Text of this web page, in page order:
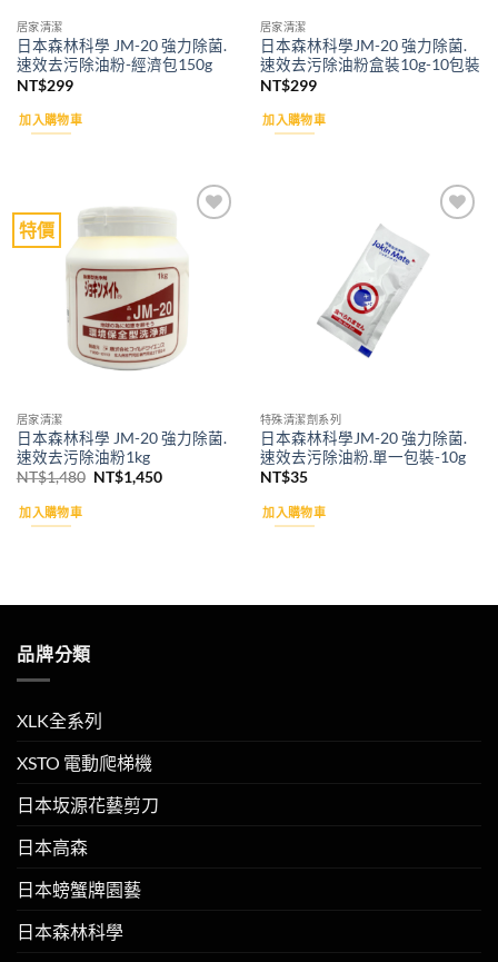
居家清潔
日本森林科學 JM-20 強力除菌.
速效去污除油粉-經濟包150g
NT$299
加入購物車
居家清潔
日本森林科學JM-20 強力除菌.
速效去污除油粉盒裝10g-10包裝
NT$299
加入購物車
特價
居家清潔
日本森林科學 JM-20 強力除菌.
速效去污除油粉1kg
NT$1,480 原
NT$1,450目
加入購物車
wishlist
特殊清潔劑系列
日本森林科學JM-20 強力除菌.
速效去污除油粉.單一包裝-10g
NT$35
加入購物車
品牌分類
XLK全系列
XSTO 電動爬梯機
日本坂源花藝剪刀
日本高森
日本螃蟹牌園藝
日本森林科學